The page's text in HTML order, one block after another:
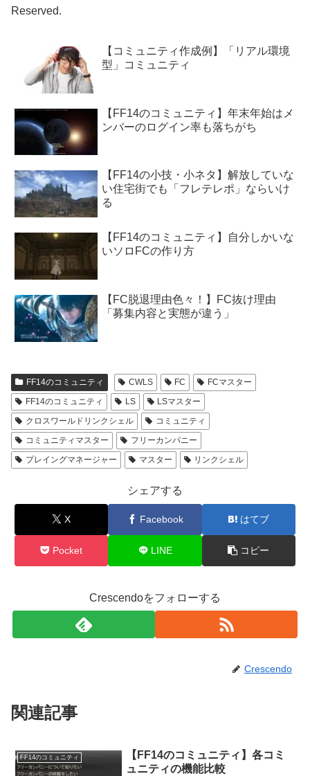
Reserved.
【コミュニティ作成例】「リアル環境
型」コミュニティ
【FF14のコミュニティ】年末年始はメ
ンバーのログイン率も落ちがち
【FF14の小技・小ネタ】解放していな
い住宅街でも「フレテレポ」ならいけ
る
【FF14のコミュニティ】自分しかいな
いソロFCの作り方
【FC脱退理由色々！】FC抜け理由
「募集内容と実態が違う」
FF14のコミュニティ CWLS FC
FCマスター
FF14のコミュニティ
LS
LSマスター
クロスワールドリンクシェル
コミュニティ
コミュニティマスター
フリーカンパニー
プレイングマネージャー
マスター リンクシェル
シェアする
X Facebook はてブ
Pocket LINE コピー
Crescendoをフォローする
Crescendo
関連記事
FF14のコミュニティ
【FF14のコミュニティ】各コミ
ュニティの機能比較